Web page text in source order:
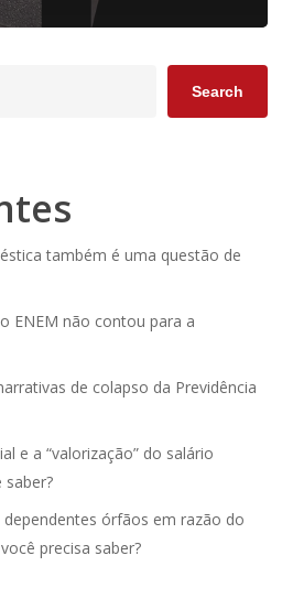
Search
também é uma questão de
ENEM não contou para a
de colapso da Previdência
e a “valorização” do salário
órfãos em razão do
precisa saber?